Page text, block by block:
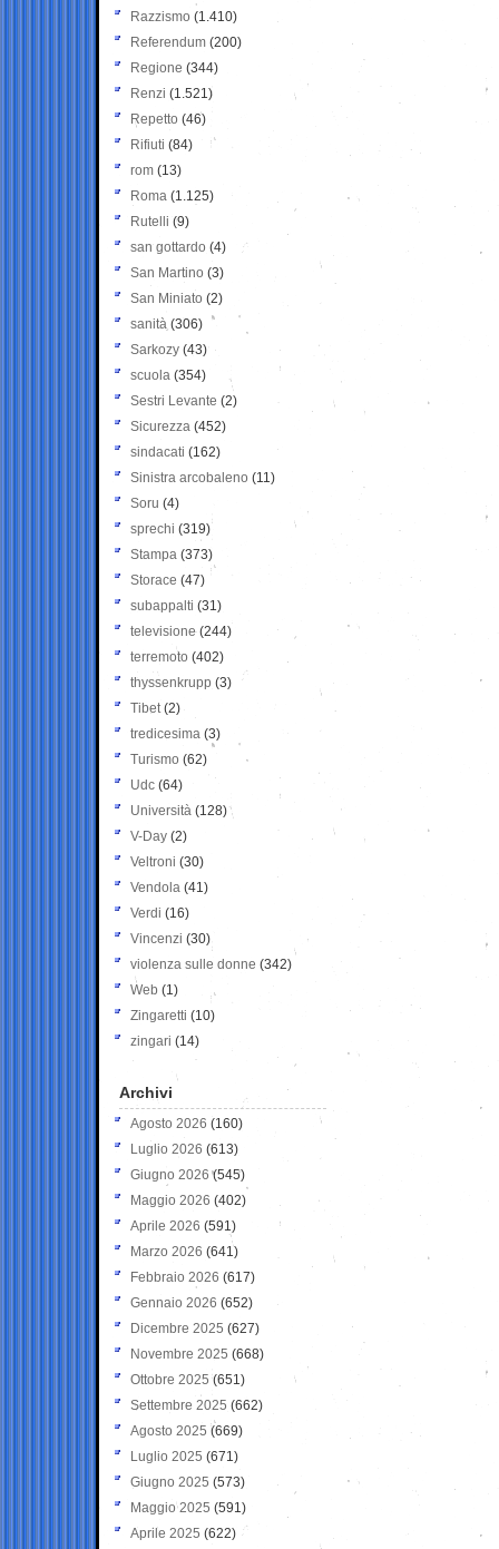
Razzismo (1.410)
Referendum (200)
Regione (344)
Renzi (1.521)
Repetto (46)
Rifiuti (84)
rom (13)
Roma (1.125)
Rutelli (9)
san gottardo (4)
San Martino (3)
San Miniato (2)
sanità (306)
Sarkozy (43)
scuola (354)
Sestri Levante (2)
Sicurezza (452)
sindacati (162)
Sinistra arcobaleno (11)
Soru (4)
sprechi (319)
Stampa (373)
Storace (47)
subappalti (31)
televisione(244)
terremoto (402)
thyssenkrupp (3)
Tibet(2)
tredicesima (3)
Turismo (62)
Udc (64)
Università (128)
V-Day (2)
Veltroni (30)
Vendola (41)
Verdi (16)
Vincenzi (30)
violenza sulle donne (342)
Web (1)
Zingaretti (10)
zingari (14)
Archivi
Agosto 2026 (160)
Luglio 2026 (613)
Giugno 2026 (545)
Maggio 2026 (402)
Aprile 2026 (591)
Marzo 2026 (641)
Febbraio 2026 (617)
Gennaio 2026 (652)
Dicembre 2025 (627)
Novembre 2025 (668)
Ottobre 2025 (651)
Settembre 2025 (662)
Agosto 2025 (669)
Luglio 2025 (671)
Giugno 2025 (573)
Maggio 2025 (591)
Aprile 2025 (622)